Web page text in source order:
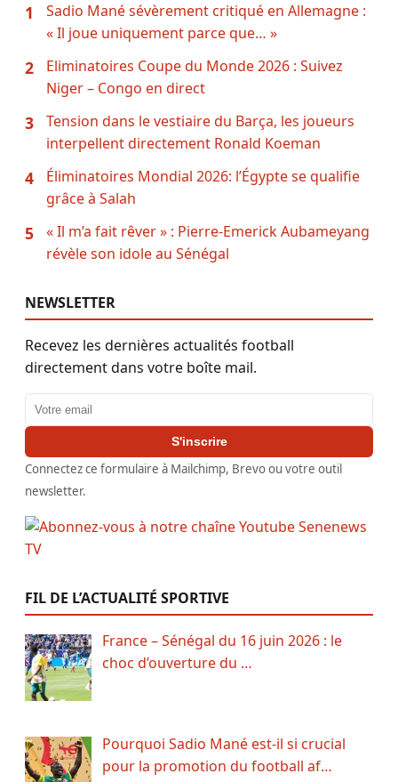
1
Sadio Mané sévèrement critiqué en Allemagne :
« Il joue uniquement parce que… »
2
Eliminatoires Coupe du Monde 2026 : Suivez
Niger – Congo en direct
3
Tension dans le vestiaire du Barça, les joueurs
interpellent directement Ronald Koeman
4
Éliminatoires Mondial 2026: l’Égypte se qualifie
grâce à Salah
5
« Il m’a fait rêver » : Pierre-Emerick Aubameyang
révèle son idole au Sénégal
NEWSLETTER
Recevez les dernières actualités football
directement dans votre boîte mail.
Adresse email
S'inscrire
Connectez ce formulaire à Mailchimp, Brevo ou votre outil
newsletter.
FIL DE L’ACTUALITÉ SPORTIVE
France – Sénégal du 16 juin 2026 : le
choc d’ouverture du …
Pourquoi Sadio Mané est-il si crucial
pour la promotion du football af…